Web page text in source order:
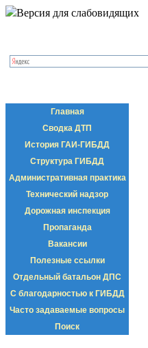
Версия для слабовидящих
Главная
Сводка ДТП
История ГАИ-ГИБДД
Структура ГИБДД
Административная практика
Технический надзор
Дорожная инспекция
Пропаганда
Вакансии
Полезные ссылки
Отдельный батальон ДПС
С благодарностью к ГИБДД
Часто задаваемые вопросы
Поиск